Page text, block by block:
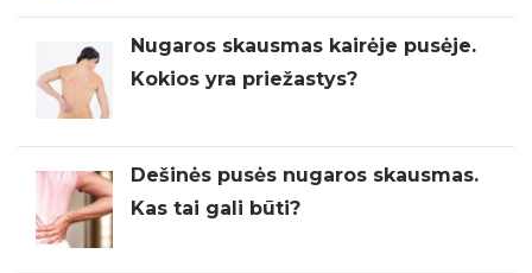
Nugaros skausmas kairėje pusėje.
Kokios yra priežastys?
Dešinės pusės nugaros skausmas.
Kas tai gali būti?